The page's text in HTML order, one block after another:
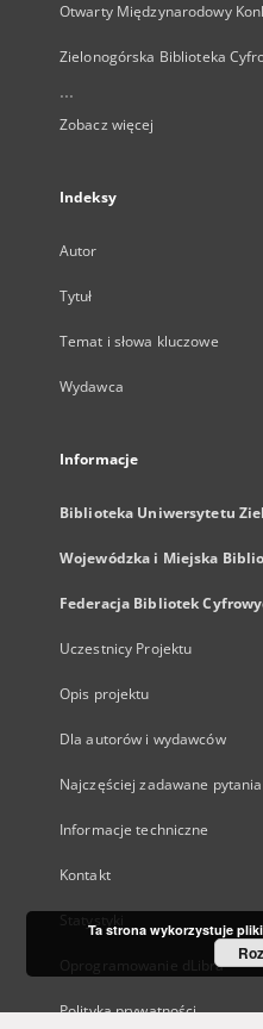
Otwarty Międzynarodowy
Zielonogórska Biblioteka
...
Zobacz więcej
Indeksy
Autor
Tytuł
Temat i słowa kluczowe
Wydawca
Informacje
Biblioteka Uniwersytetu
Wojewódzka i Miejska
Federacja Bibliotek
Uczestnicy Projektu
Opis projektu
Dla autorów i wydawców
Najczęściej zadawane pytania
Informacje techniczne
Kontakt
Statystyki
Oprogramowanie dLibra
Polityka prywatności
Ta strona wykorzystuje